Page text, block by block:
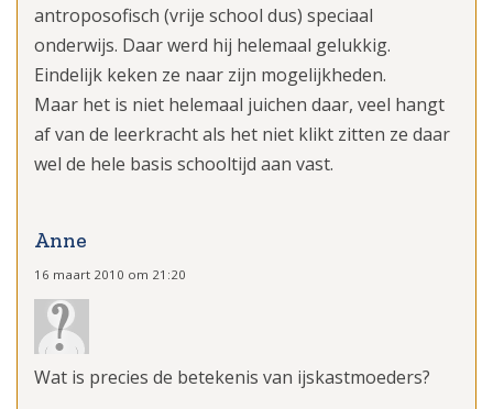
antroposofisch (vrije school dus) speciaal
onderwijs. Daar werd hij helemaal gelukkig.
Eindelijk keken ze naar zijn mogelijkheden.
Maar het is niet helemaal juichen daar, veel hangt
af van de leerkracht als het niet klikt zitten ze daar
wel de hele basis schooltijd aan vast.
Anne
16 maart 2010 om 21:20
Wat is precies de betekenis van ijskastmoeders?